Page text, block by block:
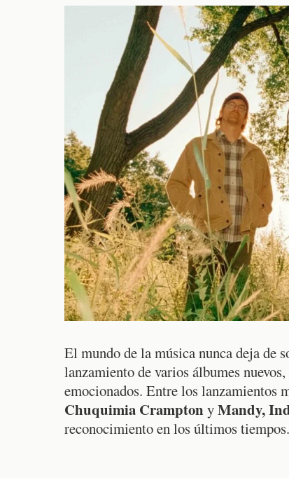
El mundo de la música nunca deja de
lanzamiento de varios álbumes
emocionados. Entre los lanzamientos
Chuquimia Crampton yMandy,
reconocimiento en los últimos tiempos.